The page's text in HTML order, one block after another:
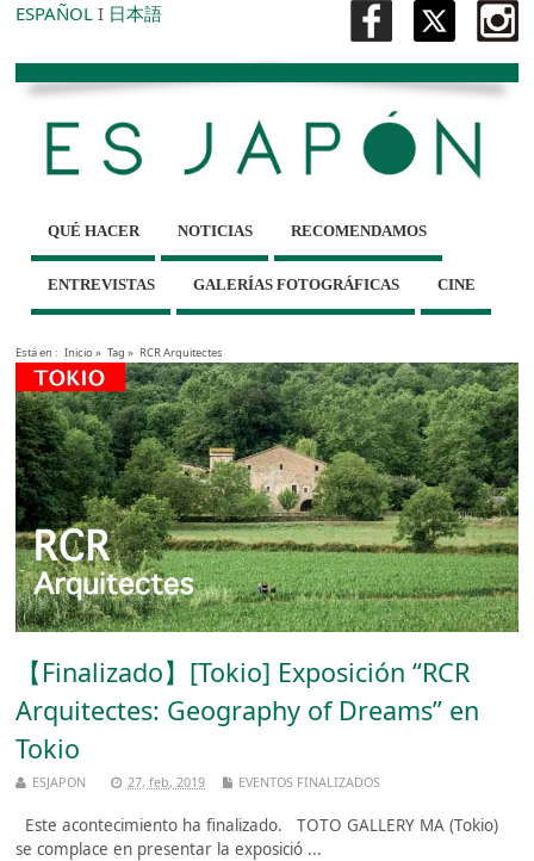
ESPAÑOL I 日本語
QUÉ HACER NOTICIAS RECOMENDAMOS
ENTREVISTAS GALERÍAS FOTOGRÁFICAS CINE
Está en : Inicio» Tag » RCR Arquitectes
【Finalizado】[Tokio] Exposición “RCR
Arquitectes: Geography of Dreams” en
Tokio
ESJAPON 27, feb, 2019 EVENTOS FINALIZADOS
Este acontecimiento ha finalizado. TOTO GALLERY MA (Tokio)
se complace en presentar la exposició ...